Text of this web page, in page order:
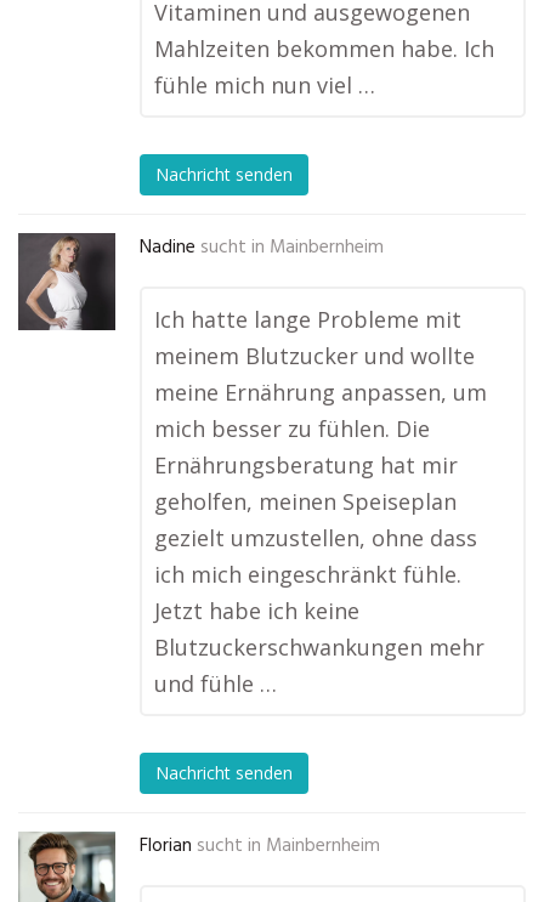
Vitaminen und ausgewogenen
Mahlzeiten bekommen habe. Ich
fühle mich nun viel …
Nachricht senden
Nadine sucht in Mainbernheim
Ich hatte lange Probleme mit
meinem Blutzucker und wollte
meine Ernährung anpassen, um
mich besser zu fühlen. Die
Ernährungsberatung hat mir
geholfen, meinen Speiseplan
gezielt umzustellen, ohne dass
ich mich eingeschränkt fühle.
Jetzt habe ich keine
Blutzuckerschwankungen mehr
und fühle …
Nachricht senden
Florian sucht in Mainbernheim